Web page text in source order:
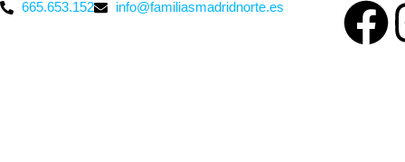
665.653.152 info@familiasmadridnorte.es